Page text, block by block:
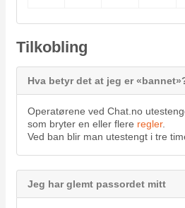
Tilkobling
Hva betyr det at jeg er
Operatørene ved Chat.no
som bryter en eller flere regler.
Ved ban blir man utestengt i tre
Jeg har glemt passordet mitt